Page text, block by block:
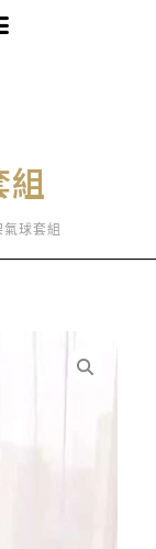
組
球套組